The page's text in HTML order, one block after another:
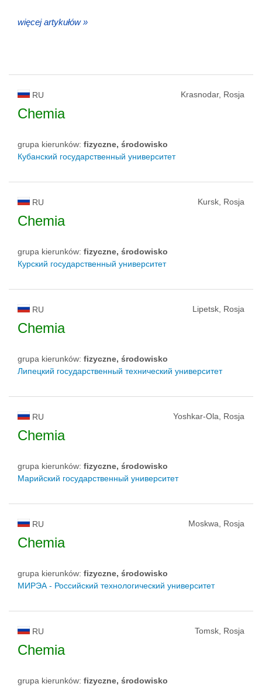
więcej artykułów »
RU Krasnodar, Rosja
Chemia
grupa kierunków: fizyczne, środowisko
Кубанский государственный университет
RU Kursk, Rosja
Chemia
grupa kierunków: fizyczne, środowisko
Курский государственный университет
RU Lipetsk, Rosja
Chemia
grupa kierunków: fizyczne, środowisko
Липецкий государственный технический университет
RU Yoshkar-Ola, Rosja
Chemia
grupa kierunków: fizyczne, środowisko
Марийский государственный университет
RU Moskwa, Rosja
Chemia
grupa kierunków: fizyczne, środowisko
МИРЭА - Российский технологический университет
RU Tomsk, Rosja
Chemia
grupa kierunków: fizyczne, środowisko